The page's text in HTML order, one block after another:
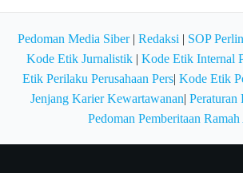
Pedoman Media Siber| Redaksi | SOP
Kode Etik Jurnalistik| Kode Etik Internal
Etik Perilaku Perusahaan Pers| Kode Etik
Jenjang Karier Kewartawanan| Peraturan
Pedoman Pemberitaan